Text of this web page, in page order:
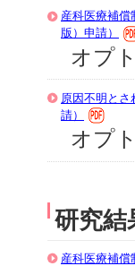
産科医療補償
版）申請）
オプ
原因不明と
請）
オプ
研究結
産科医療補償